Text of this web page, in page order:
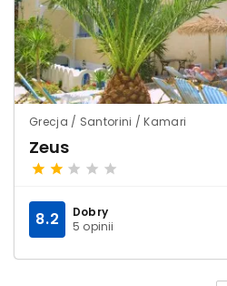
Grecja / Santorini / Kamari
Zeus
Dobry
5 opinii
8.2